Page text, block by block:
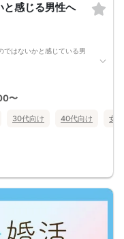
と感じる男性へ
ではないかと感じている男
気分になる
を目指すための
、
〜
30代向け 40代向け 女